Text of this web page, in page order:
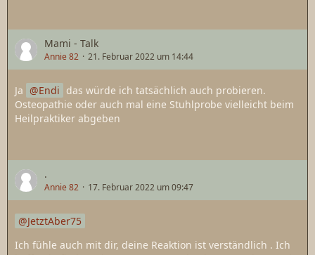
Mami - Talk
Annie 82 21. Februar 2022 um 14:44
Ja Endi das würde ich tatsächlich auch probieren.
Osteopathie oder auch mal eine Stuhlprobe vielleicht beim
Heilpraktiker abgeben
.
Annie 82 17. Februar 2022 um 09:47
JetztAber75
Ich fühle auch mit dir, deine Reaktion ist verständlich . Ich